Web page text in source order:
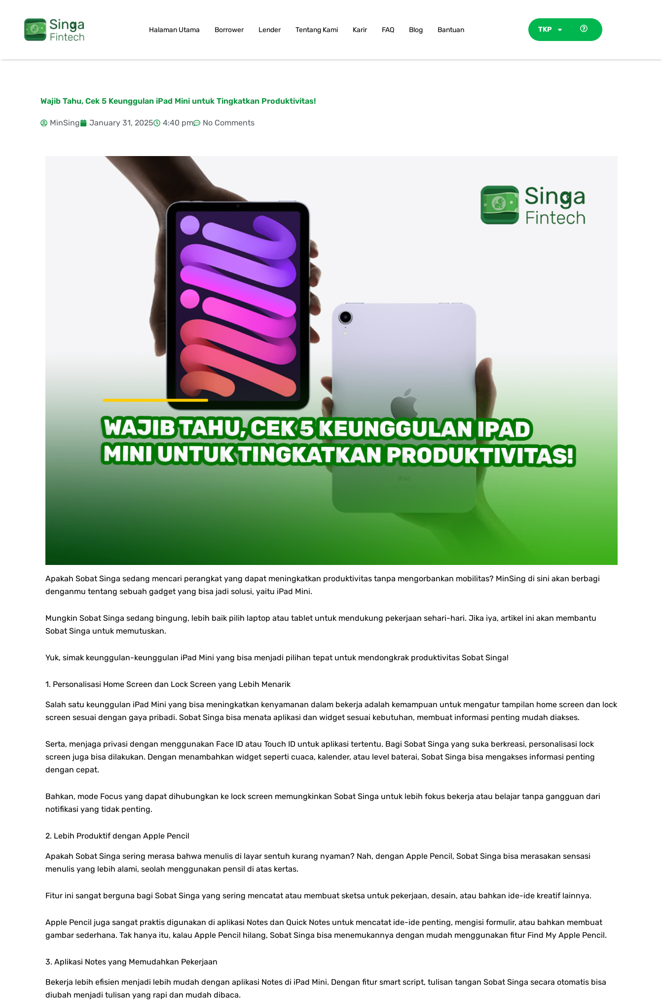
content
Halaman Utama Borrower Lender Tentang Kami Karir FAQ Blog Bantuan TKP
Wajib Tahu, Cek 5 Keunggulan iPad Mini untuk Tingkatkan Produktivitas!
MinSing January 31, 2025 4:40 pm No Comments
Apakah Sobat Singa sedang mencari perangkat yang dapat meningkatkan produktivitas tanpa mengorbankan mobilitas? MinSing di sini akan berbagi
denganmu tentang sebuah gadget yang bisa jadi solusi, yaitu iPad Mini.
Mungkin Sobat Singa sedang bingung, lebih baik pilih laptop atau tablet untuk mendukung pekerjaan sehari-hari. Jika iya, artikel ini akan membantu
Sobat Singa untuk memutuskan.
Yuk, simak keunggulan-keunggulan iPad Mini yang bisa menjadi pilihan tepat untuk mendongkrak produktivitas Sobat Singa!
1. Personalisasi Home Screen dan Lock Screen yang Lebih Menarik
Salah satu keunggulan iPad Mini yang bisa meningkatkan kenyamanan dalam bekerja adalah kemampuan untuk mengatur tampilan home screen dan lock
screen sesuai dengan gaya pribadi. Sobat Singa bisa menata aplikasi dan widget sesuai kebutuhan, membuat informasi penting mudah diakses.
Serta, menjaga privasi dengan menggunakan Face ID atau Touch ID untuk aplikasi tertentu. Bagi Sobat Singa yang suka berkreasi, personalisasi lock
screen juga bisa dilakukan. Dengan menambahkan widget seperti cuaca, kalender, atau level baterai, Sobat Singa bisa mengakses informasi penting
dengan cepat.
Bahkan, mode Focus yang dapat dihubungkan ke lock screen memungkinkan Sobat Singa untuk lebih fokus bekerja atau belajar tanpa gangguan dari
notifikasi yang tidak penting.
2. Lebih Produktif dengan Apple Pencil
Apakah Sobat Singa sering merasa bahwa menulis di layar sentuh kurang nyaman? Nah, dengan Apple Pencil, Sobat Singa bisa merasakan sensasi
menulis yang lebih alami, seolah menggunakan pensil di atas kertas.
Fitur ini sangat berguna bagi Sobat Singa yang sering mencatat atau membuat sketsa untuk pekerjaan, desain, atau bahkan ide-ide kreatif lainnya.
Apple Pencil juga sangat praktis digunakan di aplikasi Notes dan Quick Notes untuk mencatat ide-ide penting, mengisi formulir, atau bahkan membuat
gambar sederhana. Tak hanya itu, kalau Apple Pencil hilang, Sobat Singa bisa menemukannya dengan mudah menggunakan fitur Find My Apple Pencil.
3. Aplikasi Notes yang Memudahkan Pekerjaan
Bekerja lebih efisien menjadi lebih mudah dengan aplikasi Notes di iPad Mini. Dengan fitur smart script, tulisan tangan Sobat Singa secara otomatis bisa
diubah menjadi tulisan yang rapi dan mudah dibaca.